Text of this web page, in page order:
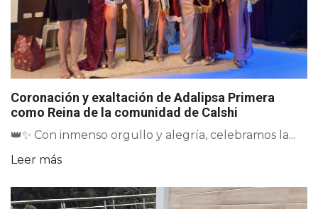
Coronación y exaltación de Adalipsa Primera
como Reina de la comunidad de Calshi
👑✨ Con inmenso orgullo y alegría, celebramos la...
Leer más